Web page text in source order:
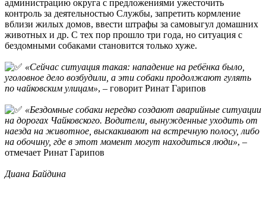
администрацию округа с предложениями ужесточить
контроль за деятельностью Службы, запретить кормление
вблизи жилых домов, ввести штрафы за самовыгул домашних
животных и др. С тех пор прошло три года, но ситуация с
бездомными собаками становится только хуже.
«Сейчас ситуация такая: нападение на ребёнка было,
уголовное дело возбудили, а эти собаки продолжают гулять
по чайковским улицам», – говорит Ринат Гарипов
«Бездомные собаки нередко создают аварийные ситуации
на дорогах Чайковского. Водители, вынужденные уходить от
наезда на животное, выскакивают на встречную полосу, либо
на обочину, где в этот момент могут находиться люди», –
отмечает Ринат Гарипов
Диана Байдина